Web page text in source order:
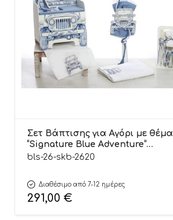
Σετ Βάπτισης για Αγόρι με θέμα
“Signature Blue Adventure”
ΣΚΒ-2620, Bellissimo
bls-26-skb-2620
Διαθέσιμο από 7-12 ημέρες
291,00 €